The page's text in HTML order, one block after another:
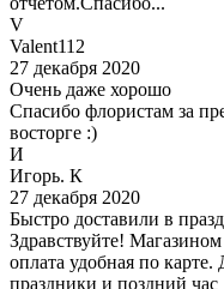
V
Valent112
27 декабря 2020
Очень даже хорошо
Спасибо флористам за
восторге :)
И
Игорь. К
27 декабря 2020
Быстро доставили в
Здравствуйте!
оплата удобная по
праздники и поздний час